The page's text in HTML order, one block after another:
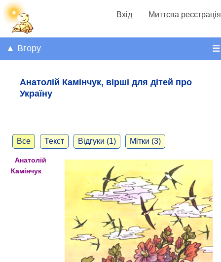
Вхід Миттєва реєстрація
☰
▲ Вгору
Анатолій Камінчук, вірші для дітей про
Україну
Все Текст Відгуки (1) Мітки (3)
Анатолій
Камінчук